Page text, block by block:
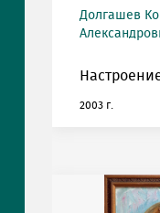
Долгашев
2003 г.